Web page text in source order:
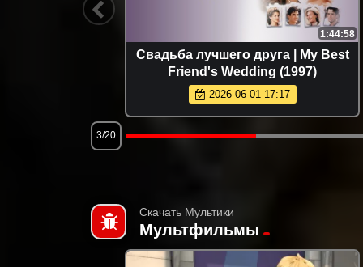
1:44:58
Свадьба лучшего друга | My Best
Friend's Wedding (1997)
2026-06-01 17:17
3/20
Скачать Мультики
Мультфильмы